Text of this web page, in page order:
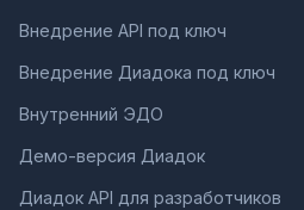
Внедрение API под ключ
Внедрение Диадока под ключ
Внутренний ЭДО
Демо-версия Диадок
Диадок API для разработчиков